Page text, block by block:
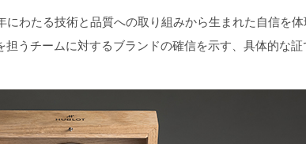
わたる技術と品質への取り組みから生まれた自信を体
うチームに対するブランドの確信を示す、具体的な証